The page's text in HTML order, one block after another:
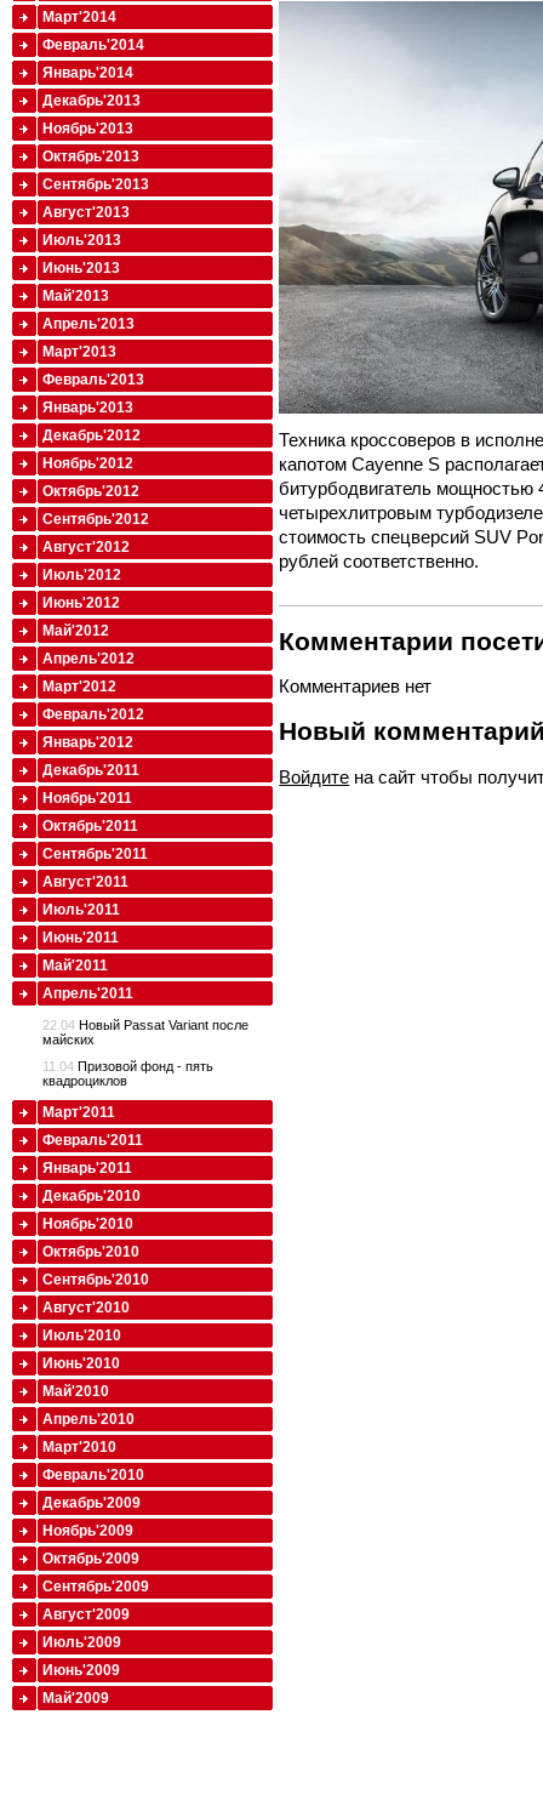
Техника кроссоверов в
капотом Cayenne S
битурбодвигатель мощностью
четырехлитровым
стоимость спецверсий SUV
рублей соответственно.
Комментарии
Комментариев нет
Новый
Войдите на сайт чтобы
Март'2014
Февраль'2014
Январь'2014
Декабрь'2013
Ноябрь'2013
Октябрь'2013
Сентябрь'2013
Август'2013
Июль'2013
Июнь'2013
Май'2013
Апрель'2013
Март'2013
Февраль'2013
Январь'2013
Декабрь'2012
Ноябрь'2012
Октябрь'2012
Сентябрь'2012
Август'2012
Июль'2012
Июнь'2012
Май'2012
Апрель'2012
Март'2012
Февраль'2012
Январь'2012
Декабрь'2011
Ноябрь'2011
Октябрь'2011
Сентябрь'2011
Август'2011
Июль'2011
Июнь'2011
Май'2011
Апрель'2011
22.04 Новый Passat Variant после
майских
11.04 Призовой фонд - пять
квадроциклов
Март'2011
Февраль'2011
Январь'2011
Декабрь'2010
Ноябрь'2010
Октябрь'2010
Сентябрь'2010
Август'2010
Июль'2010
Июнь'2010
Май'2010
Апрель'2010
Март'2010
Февраль'2010
Декабрь'2009
Ноябрь'2009
Октябрь'2009
Сентябрь'2009
Август'2009
Июль'2009
Июнь'2009
Май'2009